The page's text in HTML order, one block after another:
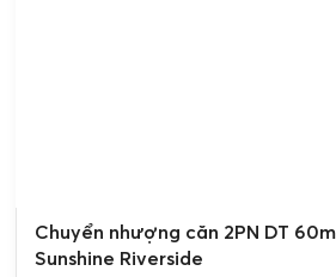
Bán gấp
Chuyển nhượng căn 2PN DT
Sunshine Riverside